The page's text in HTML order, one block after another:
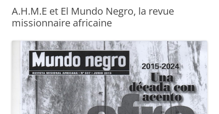
A.H.M.E et El Mundo Negro, la revue
missionnaire africaine